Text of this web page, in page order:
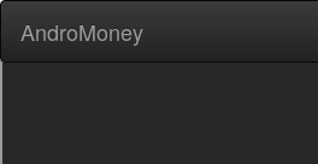
AndroMoney